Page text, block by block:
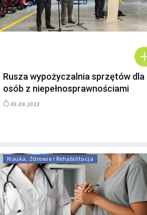
Rusza wypożyczalnia sprzętów dla
osób z niepełnosprawnościami
05.09.2023
Nauka, Zdrowie i Rehabilitacja